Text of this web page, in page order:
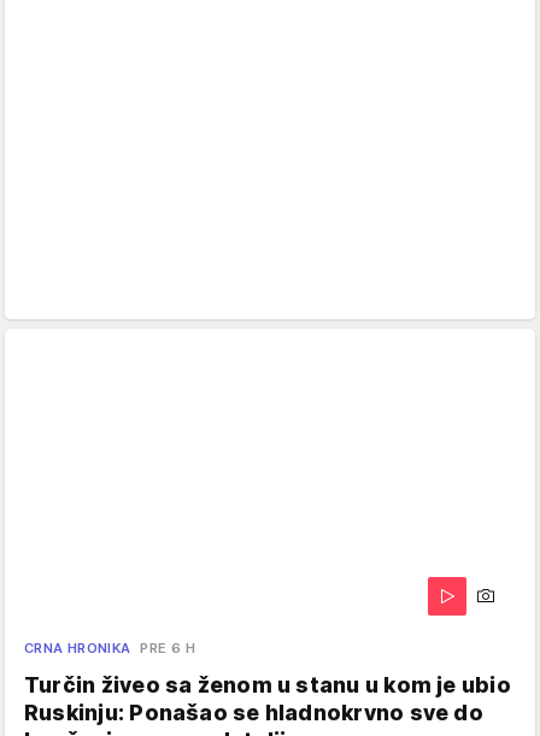
CRNA HRONIKA PRE 6 H
Turčin živeo sa ženom u stanu u kom je ubio
Ruskinju: Ponašao se hladnokrvno sve do